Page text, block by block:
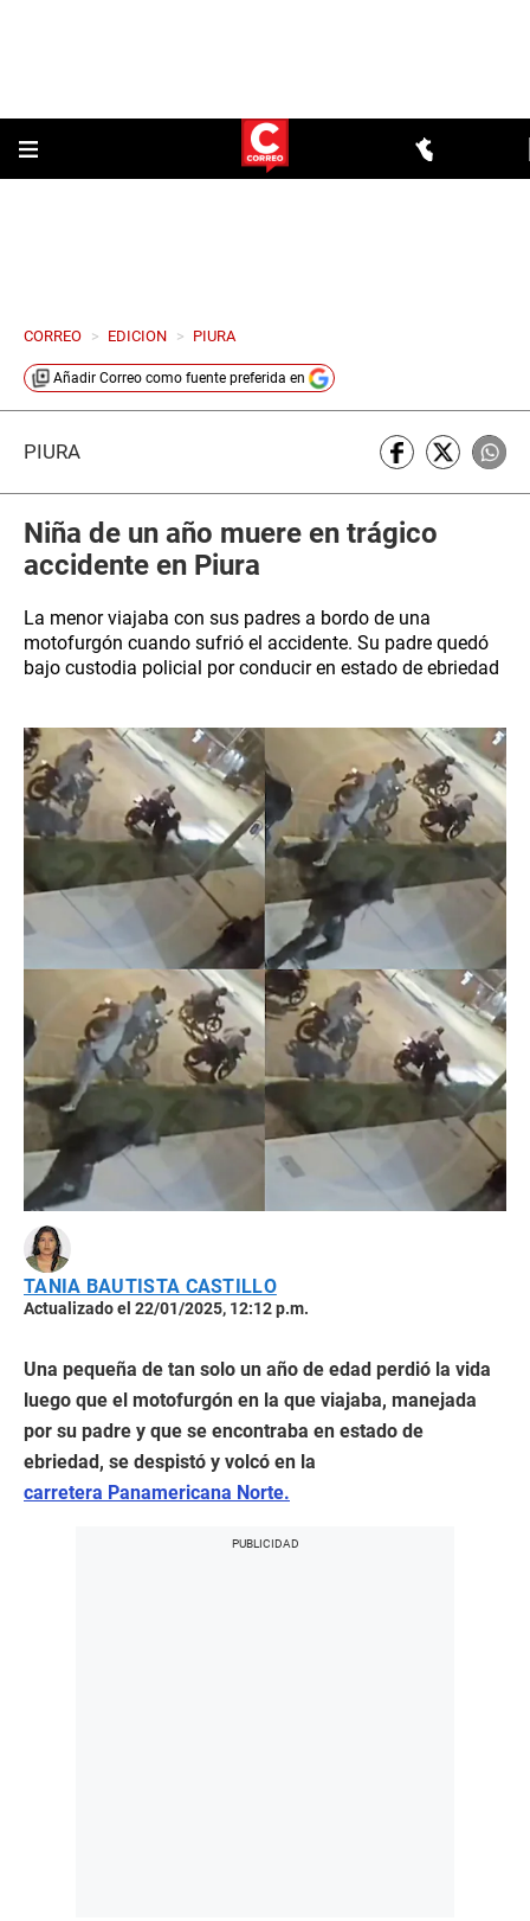
CORREO > EDICION > PIURA
Añadir Correo como fuente preferida en
PIURA
Niña de un año muere en trágico
accidente en Piura
La menor viajaba con sus padres a bordo de una
motofurgón cuando sufrió el accidente. Su padre quedó
bajo custodia policial por conducir en estado de ebriedad
TANIA BAUTISTA CASTILLO
Actualizado el 22/01/2025, 12:12 p.m.
Una pequeña de tan solo un año de edad perdió la vida
luego que el motofurgón en la que viajaba, manejada
por su padre y que se encontraba en estado de
ebriedad, se despistó y volcó en la
carretera Panamericana Norte.